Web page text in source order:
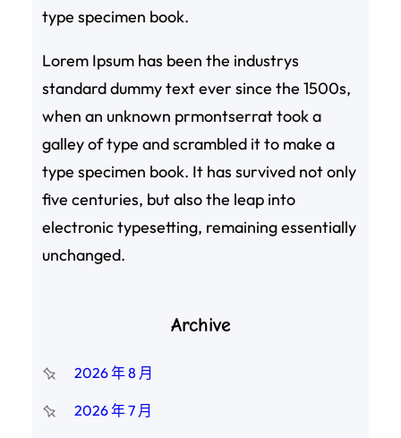
type specimen book.
Lorem Ipsum has been the industrys
standard dummy text ever since the 1500s,
when an unknown prmontserrat took a
galley of type and scrambled it to make a
type specimen book. It has survived not only
five centuries, but also the leap into
electronic typesetting, remaining essentially
unchanged.
Archive
2026 年 8 月
2026 年 7 月